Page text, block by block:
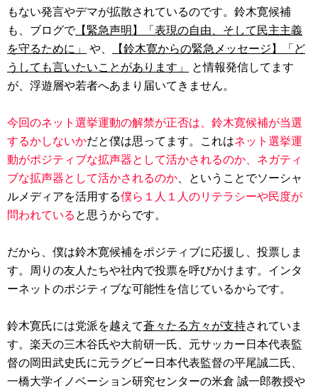
もない発言やデマが拡散されているのです。鈴木寛候補
も、ブログで【緊急声明】「表現の自由、そして民主主義
を守るために」
や、
【鈴木寛からの緊急メッセージ】「ど
うしても言いたいことがあります」
と情報発信してます
が、浮遊層や若者へあまり届いてきません。
今回のネット選挙運動の解禁が正否は、鈴木寛候補が当選
するかしないかだと僕は思ってます。これはネット選挙運
動がポジティブな拡声器として活かされるのか、ネガティ
ブな拡声器として活かされるのか 、ということでソーシャ
ルメディアを活用する僕ら１人１人のリテラシーや民度が
問われている と思うからです。
だから、僕は鈴木寛候補をポジティブに応援し、投票しま
す。周りの友人たちや社内で投票を呼びかけます。インタ
ーネットのポジティブな可能性を信じているからです。
鈴木寛氏には党派を越えて蒼々たる方々が支持されていま
す。楽天の三木谷氏や大前研一氏、元サッカー日本代表監
督の岡田武史氏に元ラグビー日本代表監督の平尾誠二氏、
一橋大学イノベーション研究センターの米倉 誠一郎教授や